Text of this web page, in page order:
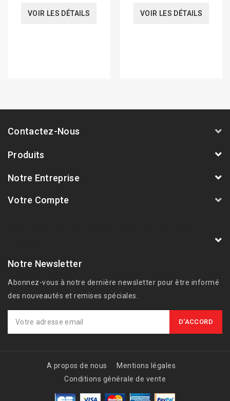
VOIR LES DÉTAILS VOIR LES DÉTAILS
Contactez-Nous
Produits
Notre Entreprise
Votre Compte
Notre Newsletter
Abonnez-vous à notre dernière newsletter pour être informé
des nouveautés et remises spéciales.
A propos de nous
Mentions légales
Conditions générale de vente